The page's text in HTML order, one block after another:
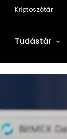
Kriptoszótár
Tudástár